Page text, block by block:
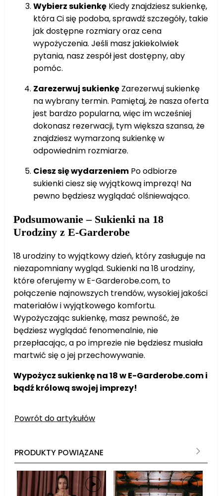
Wybierz sukienkę Kiedy znajdziesz sukienkę,
która Ci się podoba, sprawdź szczegóły, takie
jak dostępne rozmiary oraz cena
wypożyczenia. Jeśli masz jakiekolwiek
pytania, nasz zespół jest dostępny, aby
pomóc.
Zarezerwuj sukienkę Zarezerwuj sukienkę
na wybrany termin. Pamiętaj, że nasza oferta
jest bardzo popularna, więc im wcześniej
dokonasz rezerwacji, tym większa szansa, że
znajdziesz wymarzoną sukienkę w
odpowiednim rozmiarze.
Ciesz się wydarzeniem Po odbiorze
sukienki ciesz się wyjątkową imprezą! Na
pewno będziesz wyglądać olśniewająco.
Podsumowanie – Sukienki na 18
Urodziny z E-Garderobe
18 urodziny to wyjątkowy dzień, który zasługuje na
niezapomniany wygląd. Sukienki na 18 urodziny,
które oferujemy w E-Garderobe.com, to
połączenie najnowszych trendów, wysokiej jakości
materiałów i wyjątkowego komfortu.
Wypożyczając sukienkę, masz pewność, że
będziesz wyglądać fenomenalnie, nie
przepłacając, a po imprezie nie będziesz musiała
martwić się o jej przechowywanie.
Wypożycz sukienkę na 18 w E-Garderobe.com i
bądź królową swojej imprezy!
Powrót do artykułów
PRODUKTY POWIĄZANE